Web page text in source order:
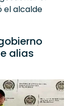
el alcalde
alias